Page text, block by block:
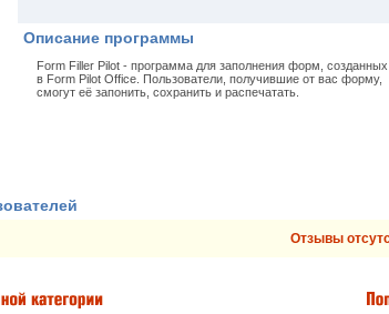
Описание программы
Form Filler Pilot - программа для заполнения форм, созданных
в Form Pilot Office. Пользователи, получившие от вас форму,
смогут её запонить, сохранить и распечатать.
Отзывы